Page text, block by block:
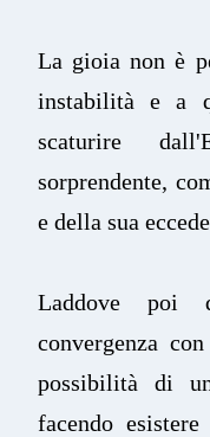
La gioia non è
instabilità e a
scaturire
sorprendente,
e della sua
Laddove poi
convergenza
possibilità di
facendo